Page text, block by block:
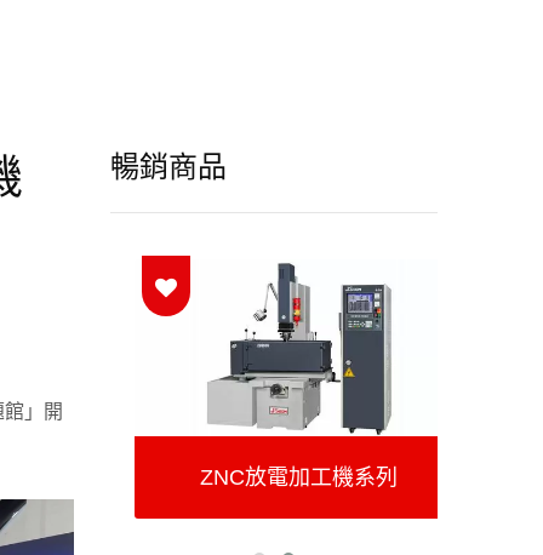
」開
暢銷商品
ZNC放電加工機系列